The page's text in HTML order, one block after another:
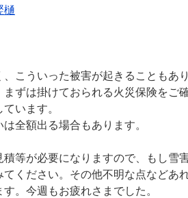
樋
、こういった被害が起きることもあ
まずは掛けておられる火災保険をご
います。
全額出る場合もあります。
等が必要になりますので、もし雪
ください。その他不明な点などあ
。今週もお疲れさまでした。